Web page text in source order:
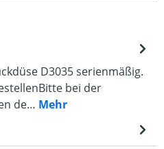
D3035 serienmäßig.
bei der
de… Mehr